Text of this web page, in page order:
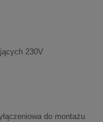
230V
do montażu